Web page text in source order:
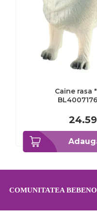
Caine rasa
24.59
COMUNITATEA